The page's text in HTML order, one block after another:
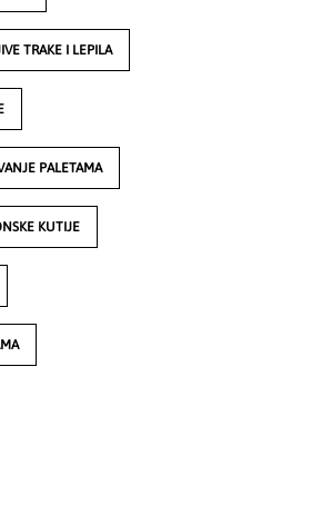
TRAKE I LEPILA
PALETAMA
KUTIJE